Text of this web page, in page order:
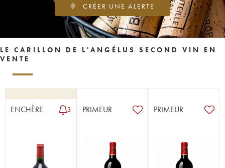
CRÉER UNE ALERTE
LE CARILLON DE L'ANGÉLUS SECOND VIN EN
VENTE
ENCHÈRE 3 PRIMEUR PRIMEUR